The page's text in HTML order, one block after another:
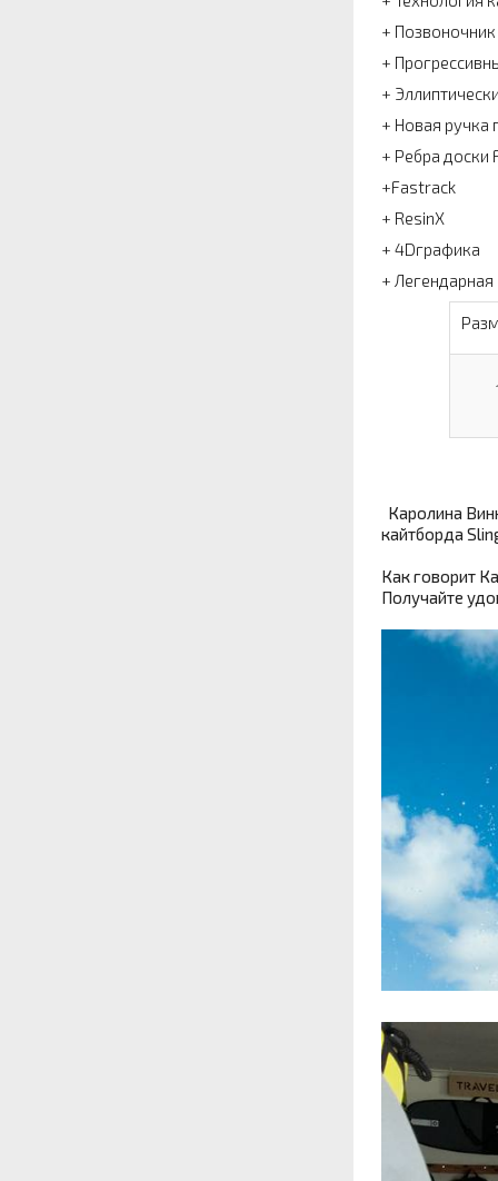
+ Позвоночник
+
+
+ Новая ручка
+ Ребра доски
+Fastrack
+ ResinX
+ 4Dграфика
+
Каролина
кайтборда
Как говорит
Получайте